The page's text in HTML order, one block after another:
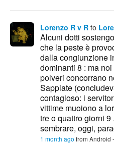
Lorenzo R v R to
Alcuni dotti
che la peste è
dalla congiunzione
dominanti 8 : ma
polveri concorrano
Sappiate
contagioso: i
vittime muoiono a
tre o quattro giorni
sembrare, oggi,
1 month ago from Android -